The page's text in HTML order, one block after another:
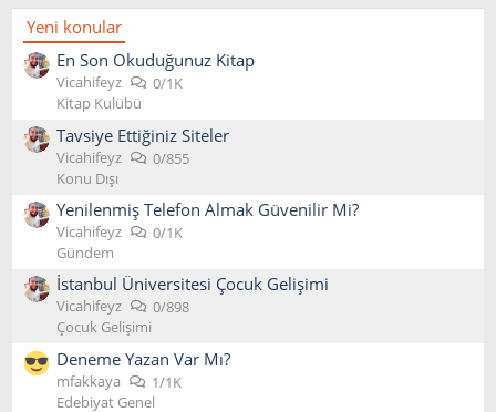
Yeni konular
En Son Okuduğunuz Kitap
Vicahifeyz
0/1K
Kitap Kulübü
Tavsiye Ettiğiniz Siteler
Vicahifeyz
0/855
Konu Dışı
Yenilenmiş Telefon Almak Güvenilir Mi?
Vicahifeyz
0/1K
Gündem
İstanbul Üniversitesi Çocuk Gelişimi
Vicahifeyz
0/898
Çocuk Gelişimi
Deneme Yazan Var Mı?
mfakkaya
1/1K
Edebiyat Genel